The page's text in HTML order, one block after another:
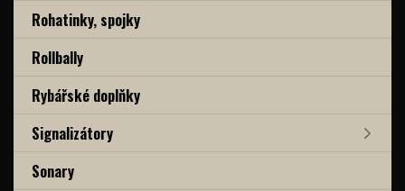
Rohatinky, spojky
Rollbally
Rybářské doplňky
Signalizátory
Sonary